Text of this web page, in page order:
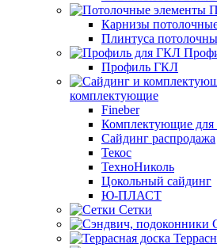
Карнизы
Плинтуса
Профиль ГКЛ
комплектующие
Fineber
Комплектующие для
Сайдинг распродажа
Текос
ТехноНиколь
Цокольный сайдинг
Ю-ПЛАСТ
Сетки